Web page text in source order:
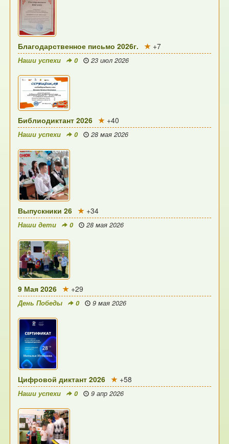
Благодарственное письмо 2026г. +7
Наши успехи 0 23 июл 2026
Библиодиктант 2026 +40
Наши успехи 0 28 мая 2026
Выпускники 26 +34
Наши дети 0 28 мая 2026
9 Мая 2026 +29
День Победы 0 9 мая 2026
Цифровой диктант 2026 +58
Наши успехи 0 9 апр 2026